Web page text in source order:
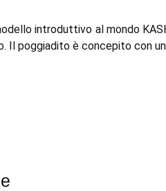
introduttivo al mondo
Il poggiadito è concepito con